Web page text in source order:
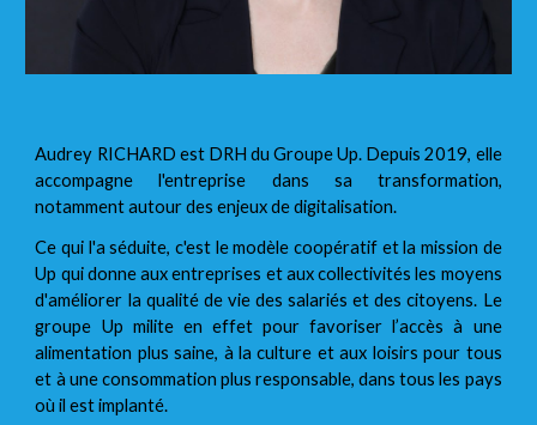
Audrey RICHARD est DRH du Groupe Up. Depuis 2019, elle
accompagne l'entreprise dans sa transformation,
notamment autour des enjeux de digitalisation.
Ce qui l'a séduite, c'est le modèle coopératif et la mission de
Up qui donne aux entreprises et aux collectivités les moyens
d'améliorer la qualité de vie des salariés et des citoyens. Le
groupe Up milite en effet pour favoriser l’accès à une
alimentation plus saine, à la culture et aux loisirs pour tous
et à une consommation plus responsable, dans tous les pays
où il est implanté.